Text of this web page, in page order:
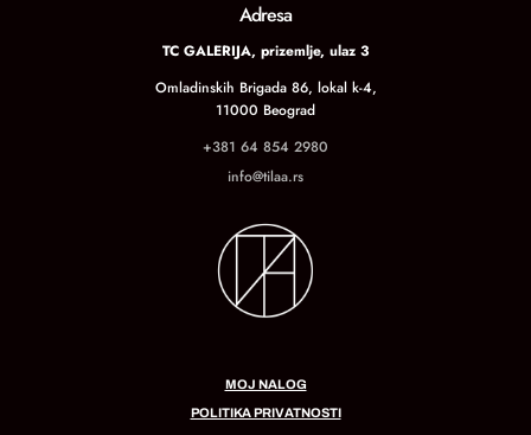
Adresa
TC GALERIJA, prizemlje, ulaz 3
Omladinskih Brigada 86, lokal k-4,
11000 Beograd
+381 64 854 2980
info@tilaa.rs
MOJ NALOG
POLITIKA PRIVATNOSTI